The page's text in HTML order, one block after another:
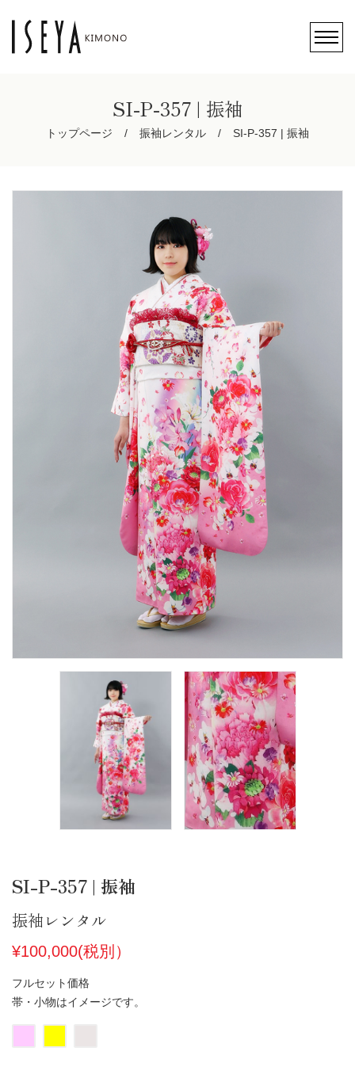
SI-P-357 | 振袖
トップページ 振袖レンタル SI-P-357 | 振袖
SI-P-357 | 振袖
振袖レンタル
¥100,000(税別）
フルセット価格
帯・小物はイメージです。